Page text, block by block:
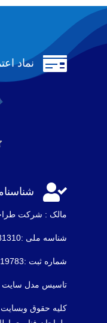
بود.
 نماد

مالک : شرکت
شناسه ملی :14012931310
شماره ثبت :19783
تاسیس مدل سایت :
کلیه حقوق